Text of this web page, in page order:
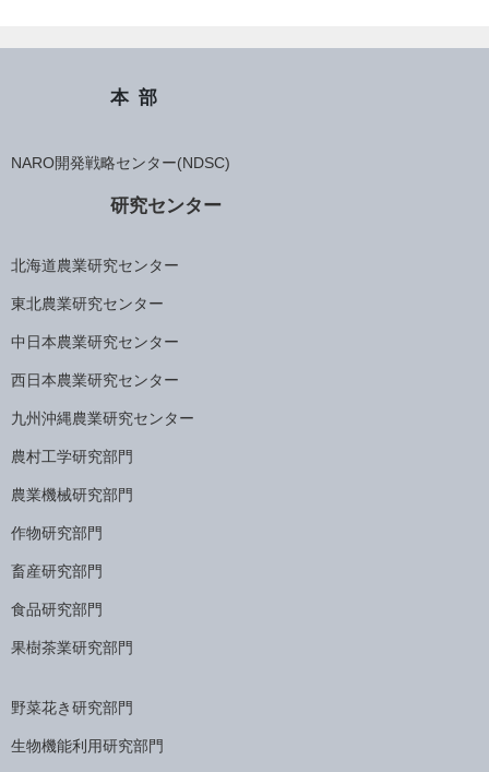
本部
NARO開発戦略センター(NDSC)
研究センター
北海道農業研究センター
東北農業研究センター
中日本農業研究センター
西日本農業研究センター
九州沖縄農業研究センター
農村工学研究部門
農業機械研究部門
作物研究部門
畜産研究部門
食品研究部門
果樹茶業研究部門
野菜花き研究部門
生物機能利用研究部門